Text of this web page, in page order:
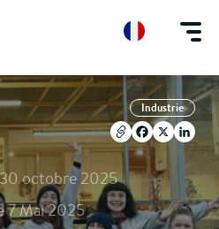
du local dans les rayons, du local dans
Industrie
Copier l'url
Facebook
X
octobre 2025
7 Mai 2025
Copier l'url
Facebook
X